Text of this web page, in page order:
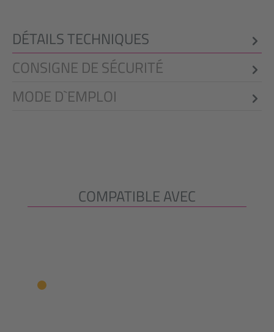
DÉTAILS TECHNIQUES
CONSIGNE DE SÉCURITÉ
MODE D`EMPLOI
Ignorer la galerie de produits
COMPATIBLE AVEC